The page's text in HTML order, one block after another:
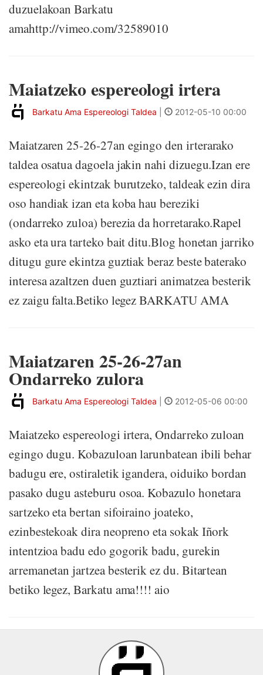
duzuelakoan Barkatu
amahttp://vimeo.com/32589010
Maiatzeko espereologi irtera
Barkatu Ama Espereologi Taldea 2012-05-10 00:00
Maiatzaren 25-26-27an egingo den irterarako
taldea osatua dagoela jakin nahi dizuegu.Izan ere
espereologi ekintzak burutzeko, taldeak ezin dira
oso handiak izan eta koba hau bereziki
(ondarreko zuloa) berezia da horretarako.Rapel
asko eta ura tarteko bait ditu.Blog honetan jarriko
ditugu gure ekintza guztiak beraz beste baterako
interesa azaltzen duen guztiari animatzea besterik
ez zaigu falta.Betiko legez BARKATU AMA
Maiatzaren 25-26-27an
Ondarreko zulora
Barkatu Ama Espereologi Taldea 2012-05-06 00:00
Maiatzeko espereologi irtera, Ondarreko zuloan
egingo dugu. Kobazuloan larunbatean ibili behar
badugu ere, ostiraletik igandera, oiduiko bordan
pasako dugu asteburu osoa. Kobazulo honetara
sartzeko eta bertan sifoiraino joateko,
ezinbestekoak dira neopreno eta sokak Iñork
intentzioa badu edo gogorik badu, gurekin
arremanetan jartzea besterik ez du. Bitartean
betiko legez, Barkatu ama!!!! aio